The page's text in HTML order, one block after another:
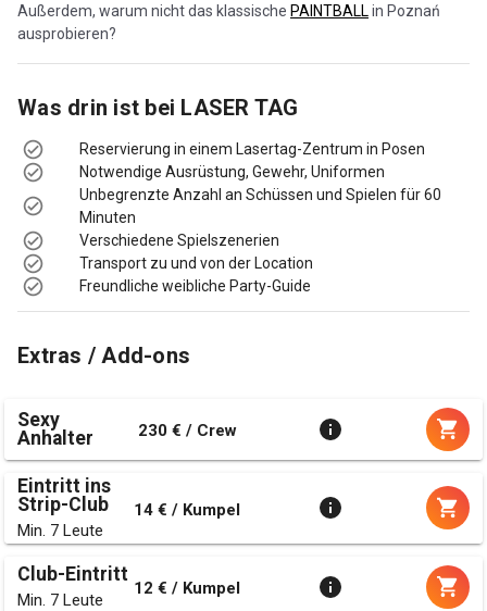
Außerdem, warum nicht das klassische PAINTBALL in Poznań
ausprobieren?
Was drin ist bei LASER TAG
Reservierung in einem Lasertag-Zentrum in Posen
Notwendige Ausrüstung, Gewehr, Uniformen
Unbegrenzte Anzahl an Schüssen und Spielen für 60
Minuten
Verschiedene Spielszenerien
Transport zu und von der Location
Freundliche weibliche Party-Guide
Extras / Add-ons
Sexy
Anhalter
230 € / Crew
Eintritt ins
Strip-Club
Min. 7 Leute
14 € / Kumpel
Club-Eintritt
Min. 7 Leute
12 € / Kumpel